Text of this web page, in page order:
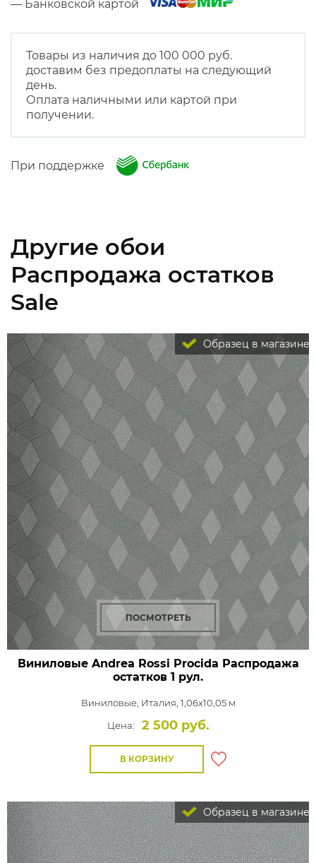
— Банковской картой
Товары из наличия до 100 000 руб.
доставим без предоплаты на следующий
день.
Оплата наличными или картой при
получении.
При поддержке
Другие обои
Распродажа остатков
Sale
Образец в магазине
ПОСМОТРЕТЬ
Виниловые Andrea Rossi Procida Распродажа
остатков 1 рул.
Виниловые, Италия, 1,06x10,05 м
Цена:
2 500 руб.
В КОРЗИНУ
Образец в магазине